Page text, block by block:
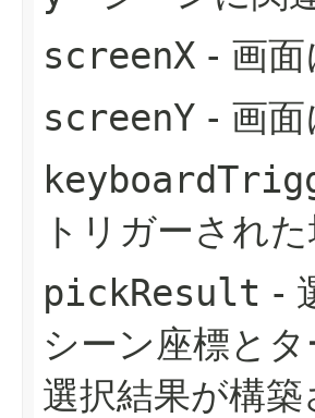
screenX - 画
screenY - 画
トリガーされ
pickResult -
シーン座標と
選択結果が構